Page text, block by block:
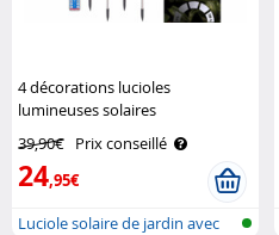
4 décorations lucioles
lumineuses solaires
télécommandées pour jardin
Lunartec
39,90€ Prix conseillé
24,95€
Luciole solaire de jardin avec